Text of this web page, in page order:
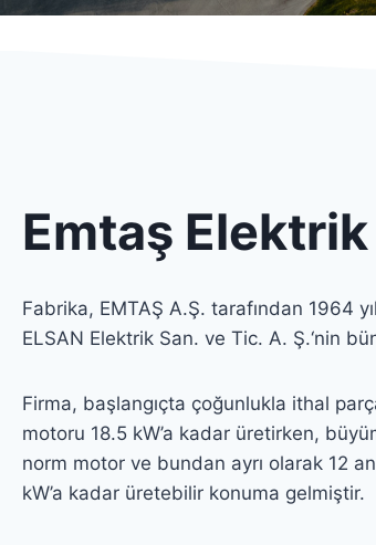
Emtaş
Fabrika, EMTAŞ A.Ş. tarafından 1964
ELSAN Elektrik San. ve Tic. A. Ş.‘nin
Firma, başlangıçta çoğunlukla ithal
motoru 18.5 kW’a kadar üretirken,
norm motor ve bundan ayrı olarak 12
kW’a kadar üretebilir konuma gelmiştir.